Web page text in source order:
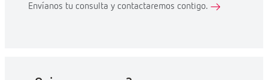
Envíanos tu consulta y contactaremos contigo.